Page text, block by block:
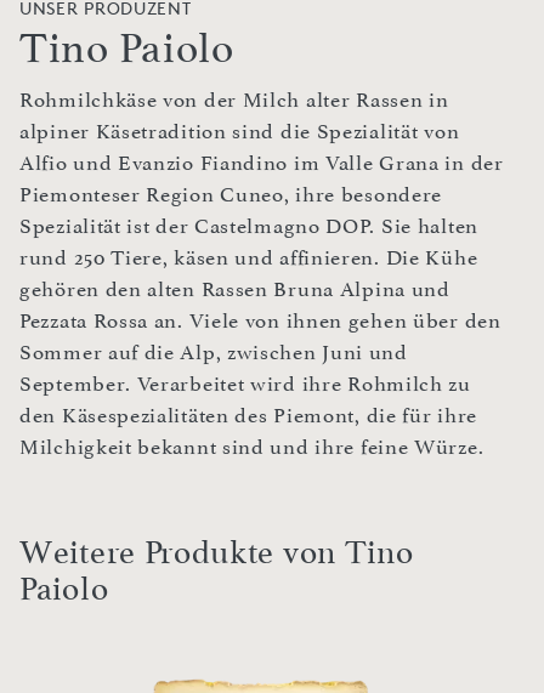
UNSER PRODUZENT
Tino Paiolo
Rohmilchkäse von der Milch alter Rassen in
alpiner Käsetradition sind die Spezialität von
Alfio und Evanzio Fiandino im Valle Grana in der
Piemonteser Region Cuneo, ihre besondere
Spezialität ist der Castelmagno DOP. Sie halten
rund 250 Tiere, käsen und affinieren. Die Kühe
gehören den alten Rassen Bruna Alpina und
Pezzata Rossa an. Viele von ihnen gehen über den
Sommer auf die Alp, zwischen Juni und
September. Verarbeitet wird ihre Rohmilch zu
den Käsespezialitäten des Piemont, die für ihre
Milchigkeit bekannt sind und ihre feine Würze.
Weitere Produkte von Tino
Paiolo